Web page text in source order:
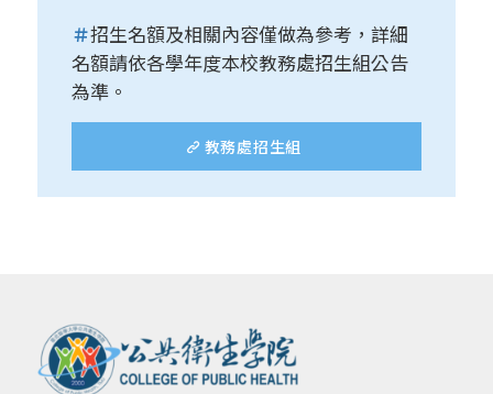
＃招生名額及相關內容僅做為參考，詳細
名額請依各學年度本校教務處招生組公告
為準。
教務處招生組